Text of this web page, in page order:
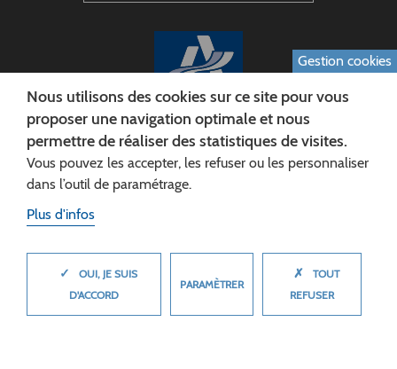
CONSEIL DÉPARTEMENTAL DE L'AISNE
Siège :
Gestion cookies
Nous utilisons des cookies sur ce site pour vous
proposer une navigation optimale et nous
permettre de réaliser des statistiques de visites.
Vous pouvez les accepter, les refuser ou les personnaliser
dans l’outil de paramétrage.
Plus d'infos
✓
OUI, JE SUIS
D'ACCORD
PARAMÈTRER
✗
TOUT
REFUSER
MASQUER